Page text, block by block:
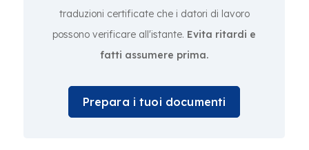
traduzioni certificate che i datori di lavoro
possono verificare all'istante. Evita ritardi e
fatti assumere prima.
Prepara i tuoi documenti